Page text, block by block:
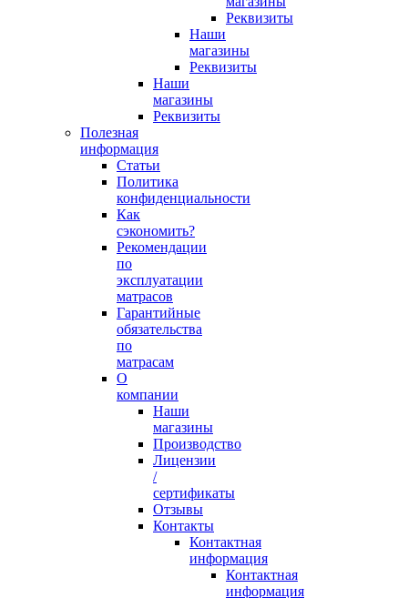
Реквизиты
Наши
магазины
Реквизиты
Наши
магазины
Реквизиты
Полезная
информация
Статьи
Политика
конфиденциальности
Как
сэкономить?
Рекомендации
по
эксплуатации
матрасов
Гарантийные
обязательства
по
матрасам
О
компании
Наши
магазины
Производство
Лицензии
/
сертификаты
Отзывы
Контакты
Контактная
информация
Контактная
информация